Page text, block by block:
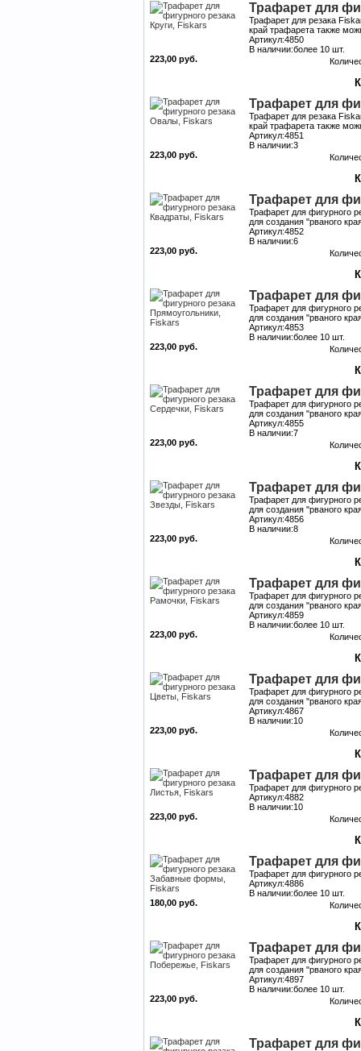
Трафарет для
Трафарет для резака
край трафарета также
Артикул:4850
В наличии:более 10 шт.
223,00 руб.
Трафарет для
Трафарет для резака
край трафарета также
Артикул:4851
В наличии:3
223,00 руб.
Трафарет для
Трафарет для фигурного
для создания "рваного
Артикул:4852
В наличии:6
223,00 руб.
Трафарет для
Трафарет для фигурного
для создания "рваного
Артикул:4853
В наличии:более 10 шт.
223,00 руб.
Трафарет для
Трафарет для фигурного
для создания "рваного
Артикул:4855
В наличии:7
223,00 руб.
Трафарет для
Трафарет для фигурного
для создания "рваного
Артикул:4856
В наличии:8
223,00 руб.
Трафарет для
Трафарет для фигурного
для создания "рваного
Артикул:4859
В наличии:более 10 шт.
223,00 руб.
Трафарет для
Трафарет для фигурного
для создания "рваного
Артикул:4867
В наличии:10
223,00 руб.
Трафарет для
Трафарет для фигурного
Артикул:4882
В наличии:10
223,00 руб.
Трафарет для
Трафарет для фигурного
Артикул:4886
В наличии:более 10 шт.
180,00 руб.
Трафарет для
Трафарет для фигурного
для создания "рваного
Артикул:4897
В наличии:более 10 шт.
223,00 руб.
Трафарет для